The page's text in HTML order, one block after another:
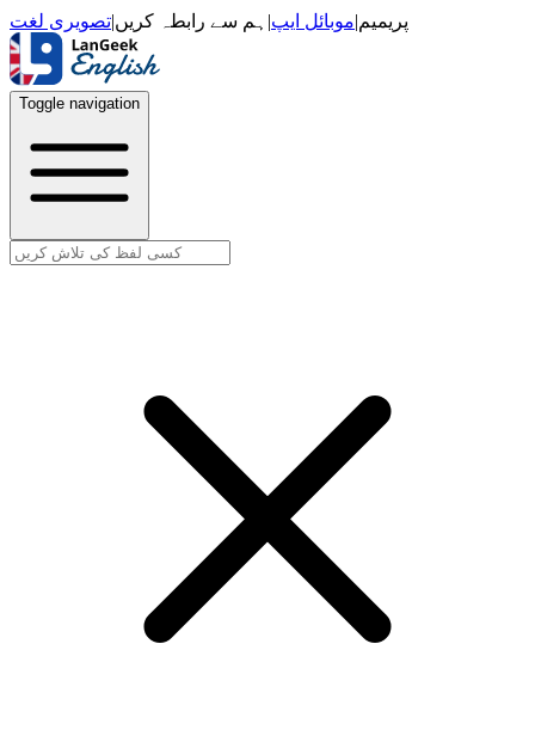
پریمیم|موبائل ایپ| ہم سے رابطہ کریں|تصویری لغت
Toggle navigation